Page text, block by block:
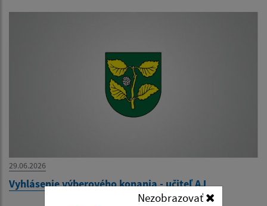
Nezobrazovať
29.06.2026
Vyhlásenie výberového konania - učiteľ AJ